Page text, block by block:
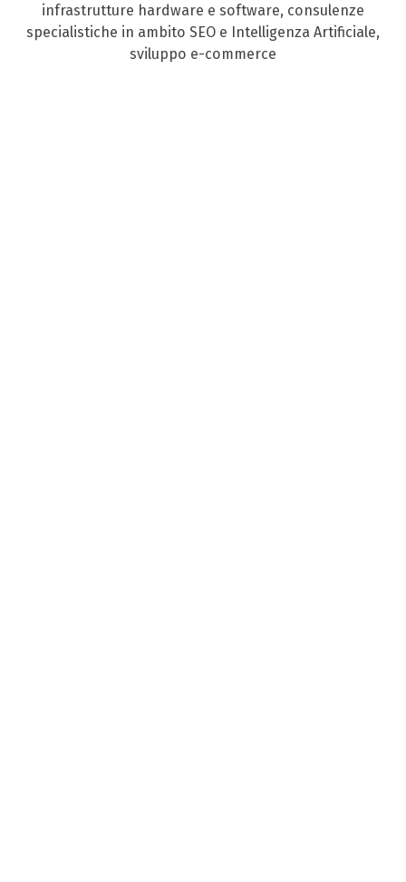
infrastrutture hardware e software, consulenze
specialistiche in ambito SEO e Intelligenza Artificiale,
sviluppo e-commerce